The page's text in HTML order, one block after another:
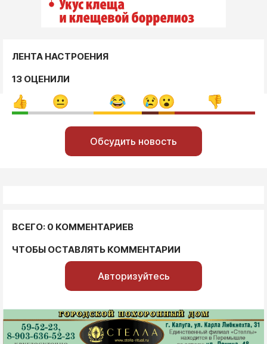
ЛЕНТА НАСТРОЕНИЯ
13 ОЦЕНИЛИ
Обсудить новость
ВСЕГО: 0 КОММЕНТАРИЕВ
ЧТОБЫ ОСТАВЛЯТЬ КОММЕНТАРИИ
Авторизуйтесь